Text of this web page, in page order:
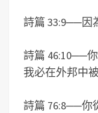
詩篇 33:9──因
詩篇 46:10──
我必在外邦中
詩篇 76:8──你